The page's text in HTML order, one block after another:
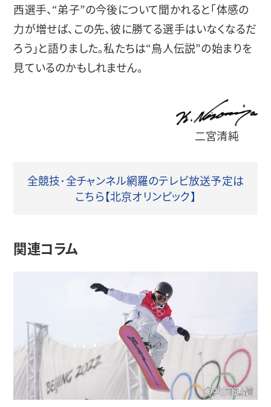
西選手、“弟子”の今後について聞かれると「体感の
力が増せば、この先、彼に勝てる選手はいなくなるだ
ろう」と語りました。私たちは“鳥人伝説”の始まりを
見ているのかもしれません。
二宮清純
全競技･全チャンネル網羅のテレビ放送予定は
こちら【北京オリンピック】
関連コラム